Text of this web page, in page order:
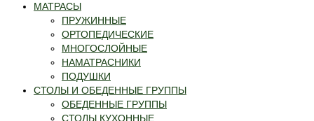
МАТРАСЫ
ПРУЖИННЫЕ
ОРТОПЕДИЧЕСКИЕ
МНОГОСЛОЙНЫЕ
НАМАТРАСНИКИ
ПОДУШКИ
СТОЛЫ И ОБЕДЕННЫЕ ГРУППЫ
ОБЕДЕННЫЕ ГРУППЫ
СТОЛЫ КУХОННЫЕ